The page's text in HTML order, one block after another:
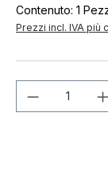
Contenuto: 1
Prezzi incl. IVA più
Quantità